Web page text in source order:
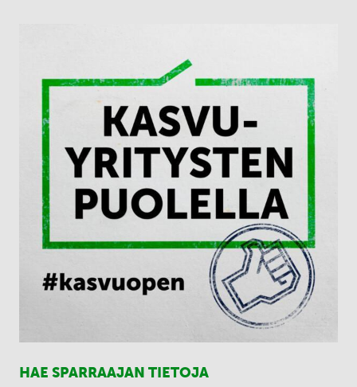
HAE SPARRAAJAN TIETOJA